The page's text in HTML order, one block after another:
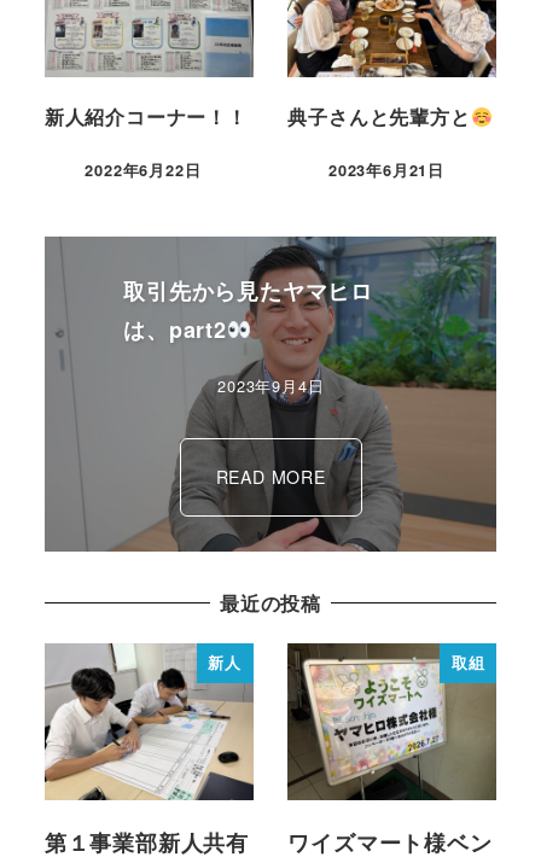
新人紹介コーナー！！
2022年6月22日
典子さんと先輩方と
2023年6月21日
取引先から見たヤマヒロ
は、part2
2023年9月4日
READ MORE
最近の投稿
新人
第１事業部新人共有
取組
ワイズマート様ベン